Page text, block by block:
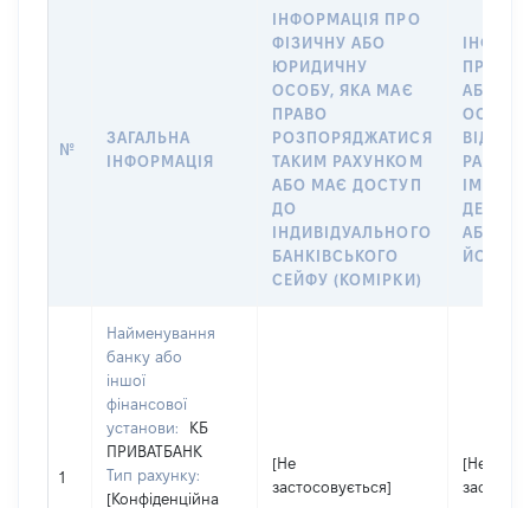
№
ЗАГАЛЬНА
ІНФОРМАЦІЯ
ІНФОРМАЦІЯ ПРО
ФІЗИЧНУ АБО
ЮРИДИЧНУ
ОСОБУ, ЯКА МАЄ
ПРАВО
РОЗПОРЯДЖАТИСЯ
ТАКИМ РАХУНКОМ
АБО МАЄ ДОСТУП
ДО
ІНДИВІДУАЛЬНОГО
БАНКІВСЬКОГО
СЕЙФУ (КОМІРКИ)
ПРО
АБО
ОСОБУ,
ІМ’Я
АБО
ЙОГО
1
Найменування
банку або
іншої
фінансової
установи:
КБ
ПРИВАТБАНК
Тип рахунку:
[Конфіденційна
[Не
застосовується]
[Не